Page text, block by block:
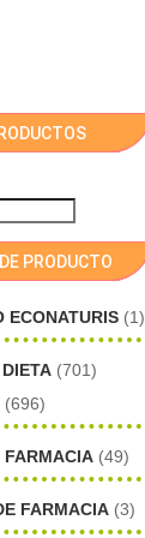
PRODUCTO
ECONATURIS (1)
(701)
(696)
FARMACIA (49)
FARMACIA (3)